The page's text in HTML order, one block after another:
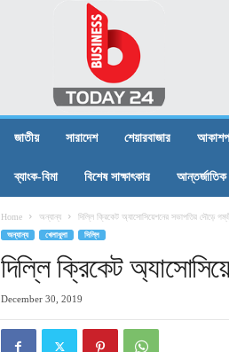
জাতীয় সারাদেশ শেয়ারবাজার
ব্যাংক-বিমা বিশেষ সাক্ষাৎকার আন্তর্জাতিক
Home অন্যান্য দিল্লি ক্রিকেট অ্যাসোসিয়েশনের সভাপতির দৌড়ে
অন্যান্য খেলাধুলা দিল্লি
দিল্লি ক্রিকেট
December 30, 2019